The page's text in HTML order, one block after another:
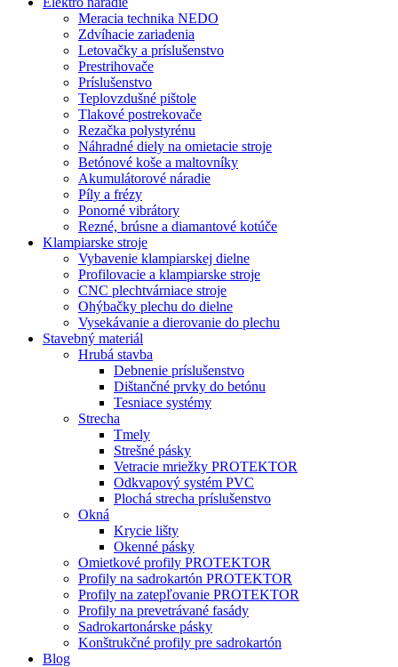
Meracia technika NEDO
Zdvíhacie zariadenia
Letovačky a príslušenstvo
Prestrihovače
Príslušenstvo
Teplovzdušné pištole
Tlakové postrekovače
Rezačka polystyrénu
Náhradné diely na omietacie stroje
Betónové koše a maltovníky
Akumulátorové náradie
Píly a frézy
Ponorné vibrátory
Rezné, brúsne a diamantové kotúče
Klampiarske stroje
Vybavenie klampiarskej dielne
Profilovacie a klampiarske stroje
CNC plechtvárniace stroje
Ohýbačky plechu do dielne
Vysekávanie a dierovanie do plechu
Stavebný materiál
Hrubá stavba
Debnenie príslušenstvo
Dištančné prvky do betónu
Tesniace systémy
Strecha
Tmely
Strešné pásky
Vetracie mriežky PROTEKTOR
Odkvapový systém PVC
Plochá strecha príslušenstvo
Okná
Krycie lišty
Okenné pásky
Omietkové profily PROTEKTOR
Profily na sadrokartón PROTEKTOR
Profily na zatepľovanie PROTEKTOR
Profily na prevetrávané fasády
Sadrokartonárske pásky
Konštrukčné profily pre sadrokartón
Blog